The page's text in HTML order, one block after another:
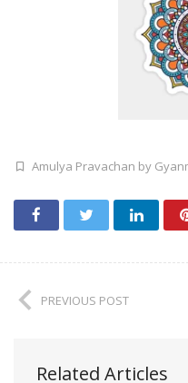
Amulya Pravachan by
PREVIOUS POST
Related Articles